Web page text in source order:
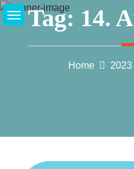
Skip
to
Tag: 14.
Home 2023